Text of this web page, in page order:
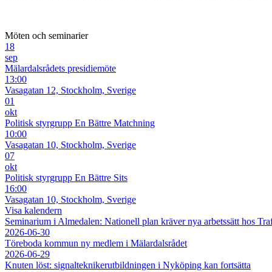
Möten och seminarier
18
sep
Mälardalsrådets presidiemöte
13:00
Vasagatan 12, Stockholm, Sverige
01
okt
Politisk styrgrupp En Bättre Matchning
10:00
Vasagatan 10, Stockholm, Sverige
07
okt
Politisk styrgrupp En Bättre Sits
16:00
Vasagatan 10, Stockholm, Sverige
Visa kalendern
Seminarium i Almedalen: Nationell plan kräver nya arbetssätt hos
2026-06-30
Töreboda kommun ny medlem i Mälardalsrådet
2026-06-29
Knuten löst: signalteknikerutbildningen i Nyköping kan fortsätta